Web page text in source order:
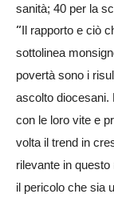
sanità; 40 per la
“
l rapporto e ciò
sottolinea
povertà sono i
ascolto diocesani.
con le loro vite e
volta il trend in
rilevante in
il pericolo che sia